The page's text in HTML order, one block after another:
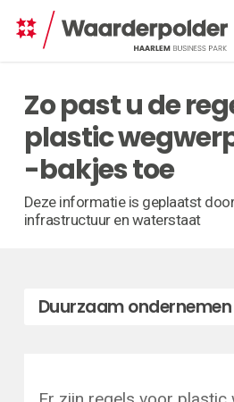
Zo past u de
plastic
-bakjes toe
Deze informatie is geplaatst
infrastructuur en waterstaat
Duurzaam ondernemen